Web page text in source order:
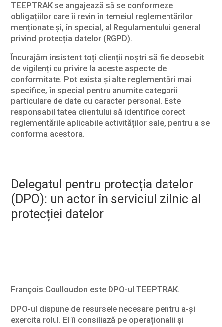
TEEPTRAK se angajează să se conformeze
obligațiilor care îi revin în temeiul reglementărilor
menționate și, în special, al Regulamentului general
privind protecția datelor (RGPD).
Încurajăm insistent toți clienții noștri să fie deosebit
de vigilenți cu privire la aceste aspecte de
conformitate. Pot exista și alte reglementări mai
specifice, în special pentru anumite categorii
particulare de date cu caracter personal. Este
responsabilitatea clientului să identifice corect
reglementările aplicabile activităților sale, pentru a se
conforma acestora.
Delegatul pentru protecția datelor
(DPO): un actor în serviciul zilnic al
protecției datelor
François Coulloudon este DPO-ul TEEPTRAK.
DPO-ul dispune de resursele necesare pentru a-și
exercita rolul. El îi consiliază pe operaționalii și